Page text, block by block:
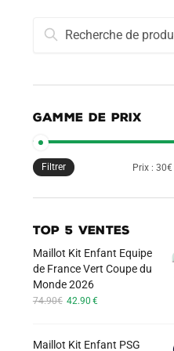
Recherche
pour :
Recherche
GAMME DE PRIX
Filtrer Prix :30€
TOP 5 VENTES
Maillot Kit Enfant Equipe
de France Vert Coupe du
Monde 2026
74.90€ Le
était :
42.90 €Le
est :
Maillot Kit Enfant PSG